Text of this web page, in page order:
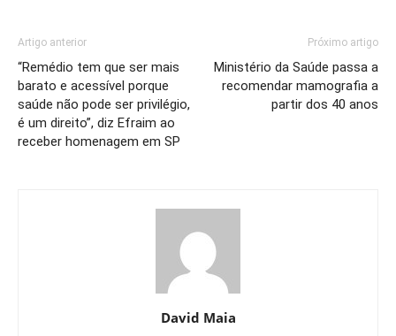
Artigo anterior
“Remédio tem que ser mais
barato e acessível porque
saúde não pode ser privilégio,
é um direito”, diz Efraim ao
receber homenagem em SP
Próximo artigo
Ministério da Saúde passa a
recomendar mamografia a
partir dos 40 anos
David Maia